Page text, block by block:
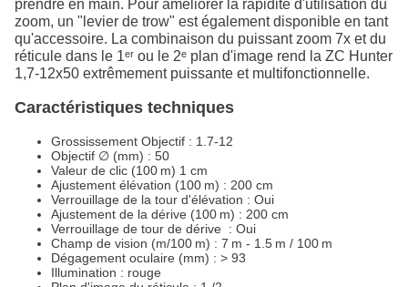
prendre en main. Pour améliorer la rapidité d'utilisation du
zoom, un "levier de trow" est également disponible en tant
qu'accessoire. La combinaison du puissant zoom 7x et du
réticule dans le 1ᵉʳ ou le 2ᵉ plan d'image rend la ZC Hunter
1,7-12x50 extrêmement puissante et multifonctionnelle.
Caractéristiques techniques
Grossissement Objectif : 1.7-12
Objectif ∅ (mm) : 50
Valeur de clic (100 m) 1 cm
Ajustement élévation (100 m) : 200 cm
Verrouillage de la tour d'élévation : Oui
Ajustement de la dérive (100 m) : 200 cm
Verrouillage de tour de dérive : Oui
Champ de vision (m/100 m) : 7 m - 1.5 m / 100 m
Dégagement oculaire (mm) : > 93
Illumination : rouge